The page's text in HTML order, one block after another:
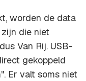
worden de data
die niet
Van Rij. USB-
gekoppeld
Er valt soms niet